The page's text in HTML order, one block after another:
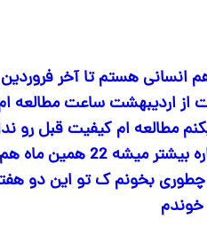
کمترینش 7.6 ساعت از اردیبهشت
نهایی ها استرسم روز ب
چطوری بخونم ک تو این دو